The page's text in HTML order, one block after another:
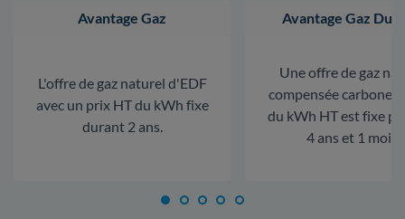
Avantage Gaz
L'offre de gaz naturel d'EDF
avec un prix HT du kWh fixe
durant 2 ans.
Avantage Gaz
Une offre de gaz
compensée carbone.
du kWh HT est fixe
4 ans et 1 mois.